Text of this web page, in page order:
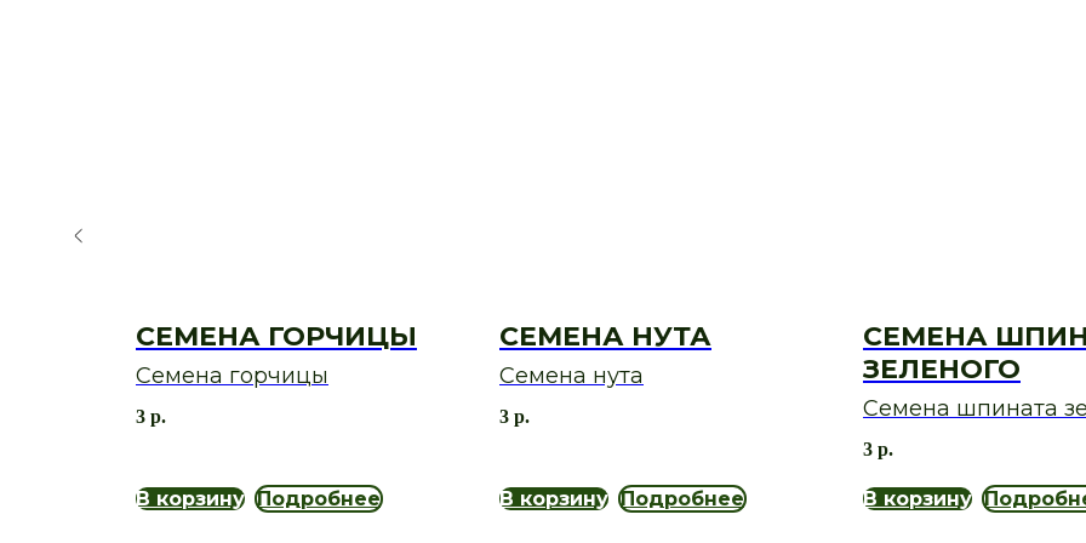
СЕМЕНА ГОРЧИЦЫ
Семена горчицы
3 р.
В корзину Подробнее
СЕМЕНА НУТА
Семена нута
3 р.
В корзину Подробнее
СЕМЕНА
ЗЕЛЕНОГО
Семена шпината
3 р.
В корзину